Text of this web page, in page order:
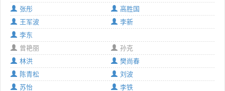
张彤
高胜国
王军波
李新
李东
曾艳丽
孙克
林洪
樊尚春
陈青松
刘波
苏怡
李铁